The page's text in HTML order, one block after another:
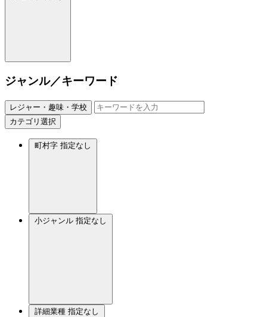
ジャンル／キーワード
レジャー・趣味・学校
カテゴリ選択
町村字 指定なし
小ジャンル 指定なし
詳細業種 指定なし